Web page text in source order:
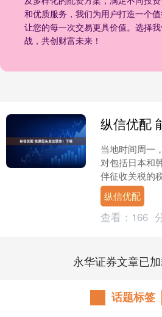
和优质服务，我们为用户打造一个
让您的每一次交易更具价值。选择
战，共创财富未来！
当地时间周一
对包括日本和
伴征收关税的
贸易前景的信
天集体收跌。
纵信优配
查看： 166
永华证券文章已
话题标签